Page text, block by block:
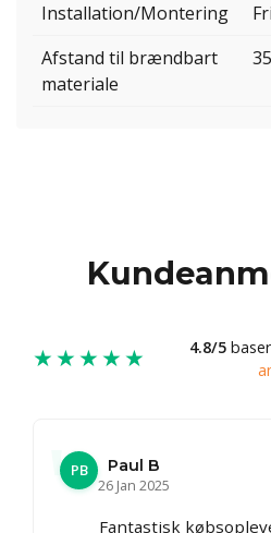
Installation/Montering
Afstand til brændbart
materiale
★★★★★ 4.8/5
PB
Paul B
26 Jan 2025
Fantastisk